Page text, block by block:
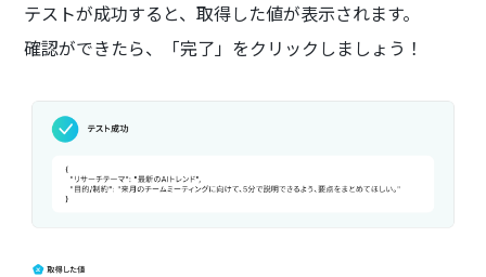
テストが成功すると、取得した値が表示されます。
確認ができたら、「完了」をクリックしましょう！